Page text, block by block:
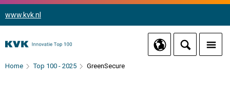
www.kvk.nl
Home Top 100 - 2025 GreenSecure